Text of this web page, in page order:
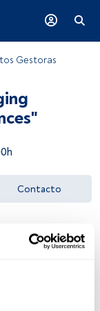
Gestoras
Contacto